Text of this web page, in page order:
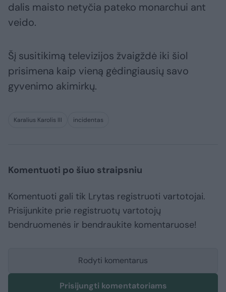
dalis maisto netyčia pateko monarchui ant
veido.
Šį susitikimą televizijos žvaigždė iki šiol
prisimena kaip vieną gėdingiausių savo
gyvenimo akimirkų.
Karalius Karolis III incidentas
Komentuoti po šiuo straipsniu
Komentuoti gali tik Lrytas registruoti vartotojai.
Prisijunkite prie registruotų vartotojų
bendruomenės ir bendraukite komentaruose!
Rodyti komentarus
Prisijungti komentatoriams